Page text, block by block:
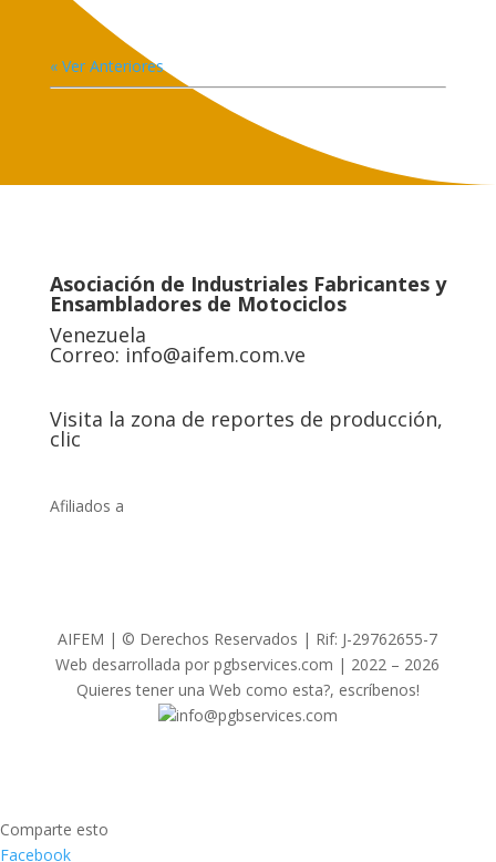
« Ver Anteriores
Asociación de Industriales Fabricantes y
Ensambladores de Motociclos
Venezuela
Correo: info@aifem.com.ve
Visita la zona de reportes de producción,
clic
Afiliados a
AIFEM | © Derechos Reservados | Rif: J-29762655-7
Web desarrollada por pgbservices.com | 2022 – 2026
Quieres tener una Web como esta?, escríbenos!
info@pgbservices.com
Comparte esto
Facebook